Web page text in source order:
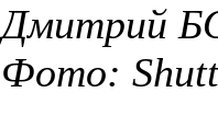
Дмитрий
Фото: